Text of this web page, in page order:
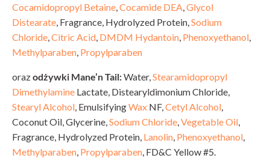
Cocamidopropyl Betaine,Cocamide DEA,Glycol
Distearate, Fragrance, Hydrolyzed Protein,Sodium
Chloride,Citric Acid, DMDM Hydantoin, Phenoxyethanol,
Methylparaben, Propylparaben
orazodżywki Mane’n Tail:Water,Stearamidopropyl
Dimethylamine Lactate, Distearyldimonium Chloride,
Stearyl Alcohol, EmulsifyingWax NF,Cetyl Alcohol,
Coconut Oil, Glycerine,Sodium Chloride,Vegetable Oil,
Fragrance, Hydrolyzed Protein, Lanolin, Phenoxyethanol,
Methylparaben, Propylparaben, FD&C Yellow #5.